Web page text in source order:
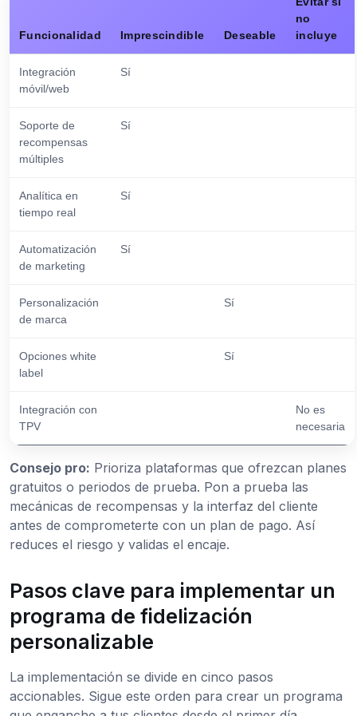
Funcionalidad Imprescindible Deseable
no
incluye
Integración
móvil/web
Sí
Soporte de
recompensas
múltiples
Sí
Analítica en
tiempo real
Sí
Automatización
de marketing
Sí
Personalización
de marca
Sí
Opciones white
label
Sí
Integración con
TPV
No es
necesaria
Consejo pro: Prioriza plataformas que ofrezcan planes
gratuitos o periodos de prueba. Pon a prueba las
mecánicas de recompensas y la interfaz del cliente
antes de comprometerte con un plan de pago. Así
reduces el riesgo y validas el encaje.
Pasos clave para implementar un
programa de fidelización
personalizable
La implementación se divide en cinco pasos
accionables. Sigue este orden para crear un programa